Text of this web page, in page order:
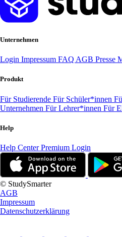
Unternehmen
Login Impressum FAQ AGB Presse
Produkt
Für Studierende Für Schüler*innen
Unternehmen Für Lehrer*innen Für
Help
Help CenterPremium Login
© StudySmarter
AGB
Impressum
Datenschutzerklärung